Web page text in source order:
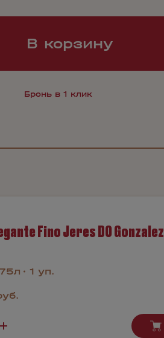
В корзину
Бронь в 1 клик
Fino Jeres DO Gonzalez
1 уп.